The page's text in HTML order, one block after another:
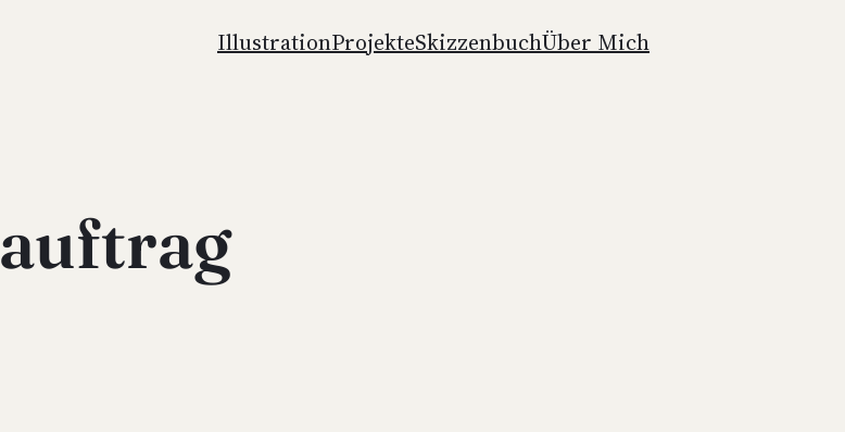
Illus­tra­ti­onPro­jek­teSkiz­zen­buchÜber Mich
auftrag